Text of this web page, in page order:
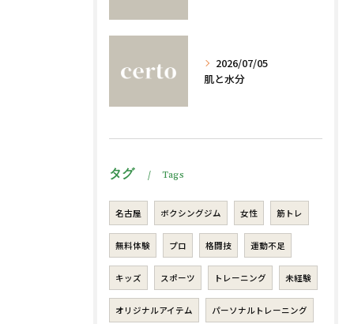
2026/07/05
肌と水分
タグ Tags
名古屋 ボクシングジム 女性 筋トレ
無料体験 プロ 格闘技 運動不足
キッズ スポーツ トレーニング 未経験
オリジナルアイテム パーソナルトレーニング